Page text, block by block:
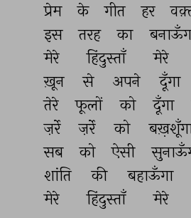
प्रेम
के गीत हर
इस
तरह का
मेरे
हिंदुस्ताँ मेरे
ख़ून
से अपने दूँगा
तेरे
फूलों को दूँगा
ज़र्रे
ज़र्रे को
सब
को ऐसी
शांति
की बहाऊँगा
मेरे
हिंदुस्ताँ मेरे